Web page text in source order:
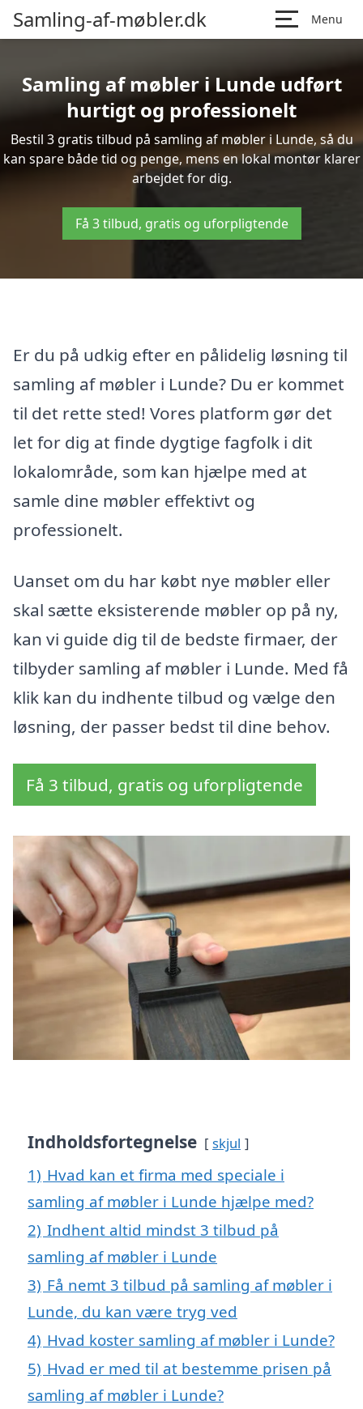
Samling-af-møbler.dk Menu
Samling af møbler i Lunde udført
hurtigt og professionelt
Bestil 3 gratis tilbud på samling af møbler i Lunde, så du
kan spare både tid og penge, mens en lokal montør klarer
arbejdet for dig.
Få 3 tilbud, gratis og uforpligtende
Er du på udkig efter en pålidelig løsning til
samling af møbler i Lunde? Du er kommet
til det rette sted! Vores platform gør det
let for dig at finde dygtige fagfolk i dit
lokalområde, som kan hjælpe med at
samle dine møbler effektivt og
professionelt.
Uanset om du har købt nye møbler eller
skal sætte eksisterende møbler op på ny,
kan vi guide dig til de bedste firmaer, der
tilbyder samling af møbler i Lunde. Med få
klik kan du indhente tilbud og vælge den
løsning, der passer bedst til dine behov.
Få 3 tilbud, gratis og uforpligtende
Indholdsfortegnelse skjul
1) Hvad kan et firma med speciale i
samling af møbler i Lunde hjælpe med?
2) Indhent altid mindst 3 tilbud på
samling af møbler i Lunde
3) Få nemt 3 tilbud på samling af møbler i
Lunde, du kan være tryg ved
4) Hvad koster samling af møbler i Lunde?
5) Hvad er med til at bestemme prisen på
samling af møbler i Lunde?